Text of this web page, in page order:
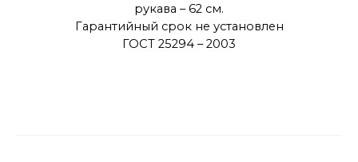
рукава – 62 см.
Гарантийный срок не установлен
ГОСТ 25294 – 2003